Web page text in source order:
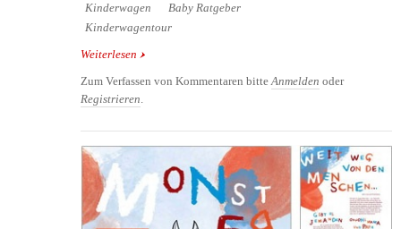
Kinderwagen
Baby Ratgeber
Kinderwagentour
Weiterlesen über Checkliste - 10 Tipps für den Kinderwagen
Zum Verfassen von Kommentaren bitteAnmelden oder
Registrieren.